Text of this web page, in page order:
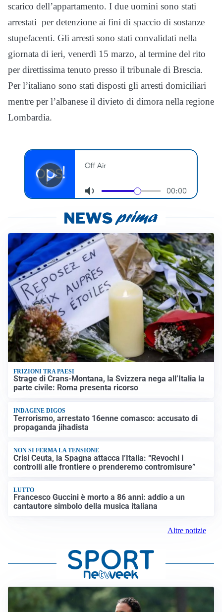
scarico dell’appartamento. I due uomini sono stati
arrestati per detenzione ai fini di spaccio di sostanze
stupefacenti. Gli arresti sono stati convalidati nella
giornata di ieri, venerdì 15 marzo, al termine del rito
per direttissima tenuto presso il tribunale di Brescia.
Per l’italiano sono stati disposti gli arresti domiciliari
mentre per l’albanese il divieto di dimora nella regione
Lombardia.
FRIZIONI TRA PAESI
Strage di Crans-Montana, la Svizzera nega all’Italia la
parte civile: Roma presenta ricorso
INDAGINE DIGOS
Terrorismo, arrestato 16enne comasco: accusato di
propaganda jihadista
NON SI FERMA LA TENSIONE
Crisi Ceuta, la Spagna attacca l’Italia: “Revochi i
controlli alle frontiere o prenderemo contromisure”
LUTTO
Francesco Guccini è morto a 86 anni: addio a un
cantautore simbolo della musica italiana
Altre notizie